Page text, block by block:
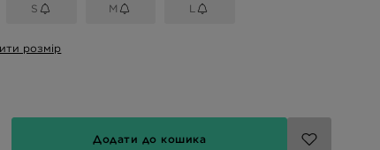
S M L
розмір
Додати до кошика